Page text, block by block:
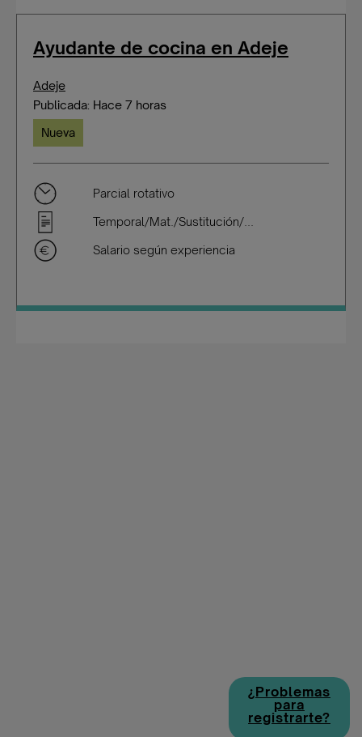
Ayudante de cocina en Adeje
Adeje
Publicada: Hace 7 horas
Nueva
Parcial rotativo
Temporal/Mat./Sustitución/...
Salario según experiencia
¿Problemas
para
registrarte?